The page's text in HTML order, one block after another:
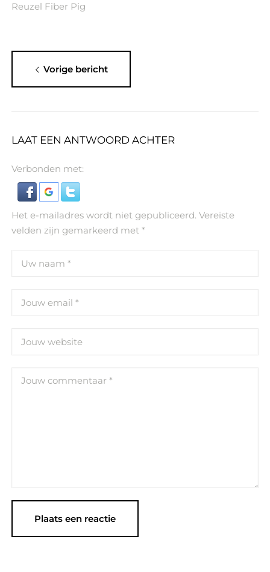
Reuzel Fiber Pig
Vorige bericht
LAAT EEN ANTWOORD ACHTER
Verbonden met:
Het e-mailadres wordt niet gepubliceerd. Vereiste
velden zijn gemarkeerd met *